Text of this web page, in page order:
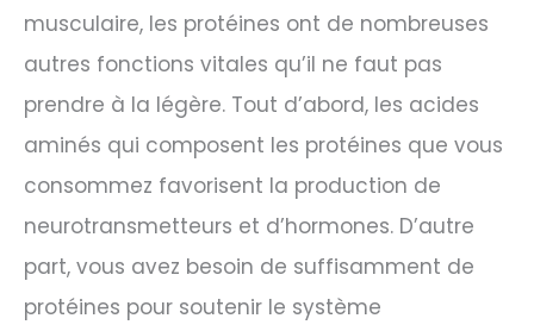
musculaire, les protéines ont de nombreuses
autres fonctions vitales qu’il ne faut pas
prendre à la légère. Tout d’abord, les acides
aminés qui composent les protéines que vous
consommez favorisent la production de
neurotransmetteurs et d’hormones. D’autre
part, vous avez besoin de suffisamment de
protéines pour soutenir le système